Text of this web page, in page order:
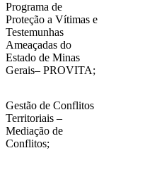
Programa de
Proteção a Vítimas e
Testemunhas
Ameaçadas do
Estado de Minas
Gerais– PROVITA;
Gestão de Conflitos
Territoriais –
Mediação de
Conflitos;